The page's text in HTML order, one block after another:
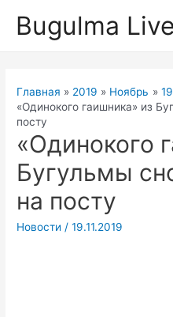
Bugulma Live
Главная 2019 Ноябрь
19
«Одинокого гаишника» из
посту
«Одинокого
Бугульмы
на посту
Новости /19.11.2019